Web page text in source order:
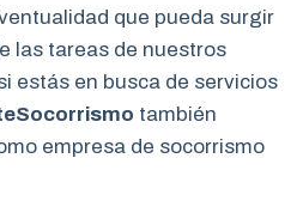
que pueda surgir
las tareas de nuestros
estás en busca de servicios
también
empresa de socorrismo